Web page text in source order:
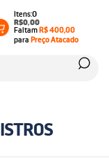
0
R$0,00
FaltamR$ 400,00
paraPreço Atacado